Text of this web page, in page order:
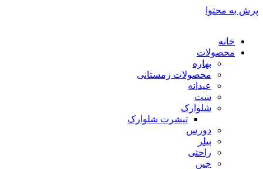
پرش به محتوا
خانه
محصولات
بهاره
محصولات زمستانی
عیدانه
ست
شلوارک
تیشرت شلوارک
دورس
بیلر
راحتی
جین